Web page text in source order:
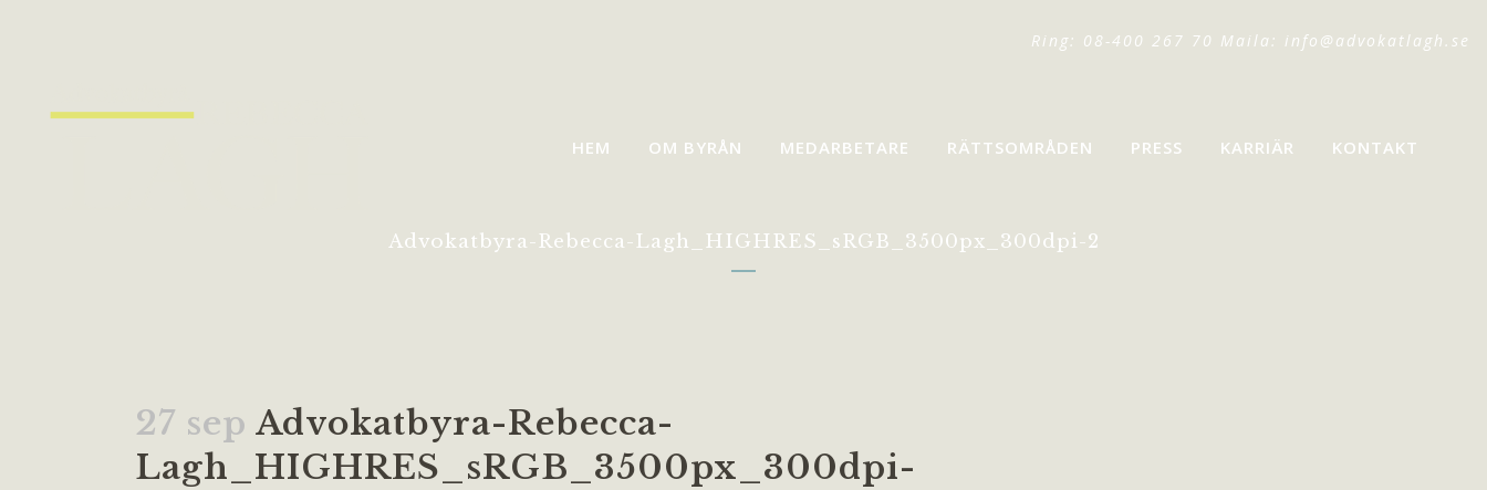
Ring: 08-400 267 70 Maila: info@advokatlagh.se
HEM OM BYRÅN MEDARBETARE RÄTTSOMRÅDEN PRESS KARRIÄR KONTAKT
Advokatbyra-Rebecca-Lagh_HIGHRES_sRGB_3500px_300dpi-2
27 sep Advokatbyra-Rebecca-
Lagh_HIGHRES_sRGB_3500px_300dpi-